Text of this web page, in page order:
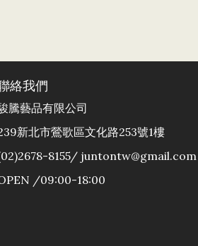
絡我們
騰藝品有限公司
新北市鶯歌區文化路253號1樓
8155/ juntontw@gmail.com
/09:00-18:00